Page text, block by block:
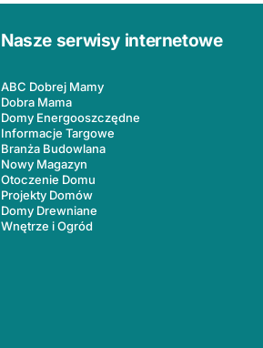
Nasze serwisy internetowe
ABC Dobrej Mamy
Dobra Mama
Domy Energooszczędne
Informacje Targowe
Branża Budowlana
Nowy Magazyn
Otoczenie Domu
Projekty Domów
Domy Drewniane
Wnętrze i Ogród